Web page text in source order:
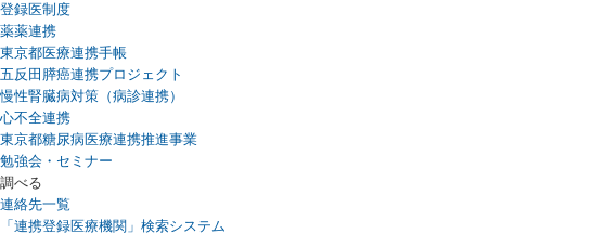
登録医制度
薬薬連携
東京都医療連携手帳
五反田膵癌連携プロジェクト
慢性腎臓病対策（病診連携）
心不全連携
東京都糖尿病医療連携推進事業
勉強会・セミナー
調べる
連絡先一覧
「連携登録医療機関」検索システム